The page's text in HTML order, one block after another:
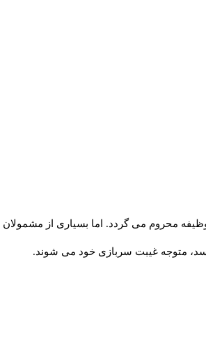
محروم می گردد. اما بسیاری از
متوجه غیبت سربازی خود می شوند.